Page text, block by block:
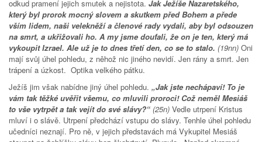
odkud pramení jejich smutek a nejistota. Jak Ježíše Nazaretského,
který byl prorok mocný slovem a skutkem před Bohem a přede
vším lidem, naši velekněží a členové rady vydali, aby byl odsouzen
na smrt, a ukřižovali ho. A my jsme doufali, že on je ten, který má
vykoupit Izrael. Ale už je to dnes třetí den, co se to stalo. (19nn) Oni
mají svůj úhel pohledu, z něhož nic jiného nevidí. Jen rány a smrt. Jen
trápení a úzkost. Optika velkého pátku.
Ježíš jim však nabídne jiný úhel pohledu. „Jak jste nechápaví! To je
vám tak těžké uvěřit všemu, co mluvili proroci! Což neměl Mesiáš
to vše vytrpět a tak vejít do své slávy?“ (25n) Vedle utrpení Kristus
mluví i o slávě. Utrpení předchází vstupu do slávy. Tenhle úhel pohledu
učedníci neznají. Pro ně, v jejich představách má Vykupitel Mesiáš